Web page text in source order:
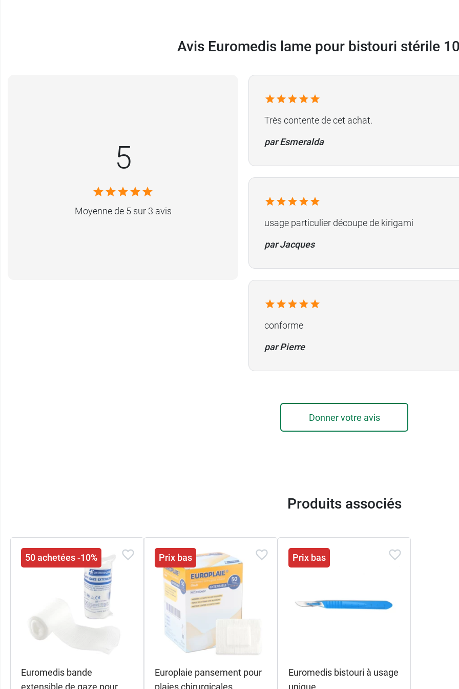
Avis Euromedis lame pour bistouri stérile
5
Moyenne de 5 sur 3 avis
Très contente de cet achat.
par Esmeralda
usage particulier découpe de kirigami
par Jacques
conforme
par Pierre
Donner votre avis
Produits associés
50 achetées -10%
Euromedis bande
extensible de gaze pour
Prix bas
Europlaie pansement pour
plaies chirurgicales
Prix bas
Euromedis bistouri à usage
unique